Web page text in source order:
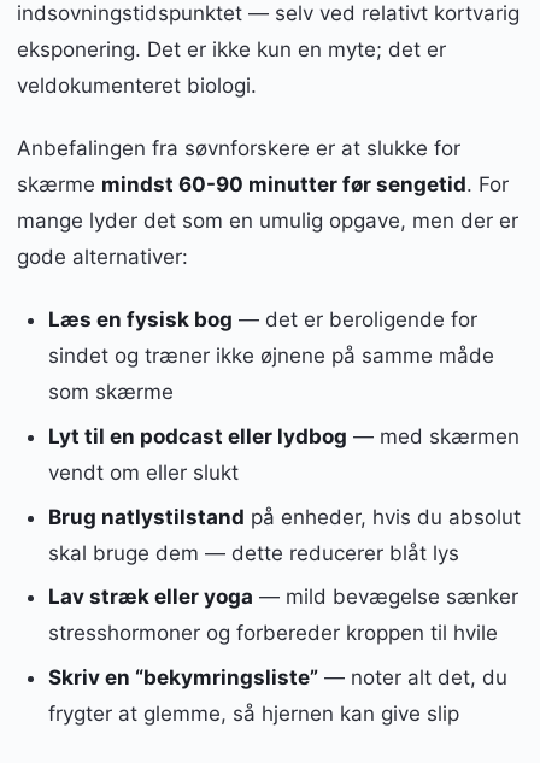
indsovningstidspunktet — selv ved relativt kortvarig
eksponering. Det er ikke kun en myte; det er
veldokumenteret biologi.
Anbefalingen fra søvnforskere er at slukke for
skærme mindst 60-90 minutter før sengetid. For
mange lyder det som en umulig opgave, men der er
gode alternativer:
Læs en fysisk bog — det er beroligende for
sindet og træner ikke øjnene på samme måde
som skærme
Lyt til en podcast eller lydbog — med skærmen
vendt om eller slukt
Brug natlystilstand på enheder, hvis du absolut
skal bruge dem — dette reducerer blåt lys
Lav stræk eller yoga — mild bevægelse sænker
stresshormoner og forbereder kroppen til hvile
Skriv en “bekymringsliste”— noter alt det, du
frygter at glemme, så hjernen kan give slip